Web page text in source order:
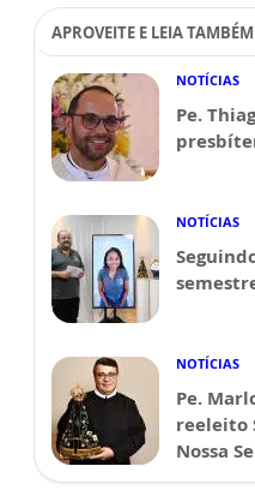
APROVEITE E LEIA TAMBÉM
NOTÍCIAS
Pe.
NOTÍCIAS
NOTÍCIAS
Pe.
reeleito
Nossa